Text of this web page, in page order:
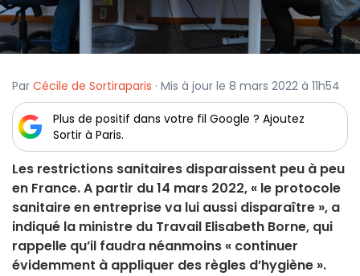
Par Cécile de Sortiraparis · Mis à jour le 8 mars 2022 à 11h54
Plus de positif dans votre fil Google ? Ajoutez
Sortir à Paris.
Les restrictions sanitaires disparaissent peu à peu
en France. A partir du 14 mars 2022, « le protocole
sanitaire en entreprise va lui aussi disparaître », a
indiqué la ministre du Travail Elisabeth Borne, qui
rappelle qu’il faudra néanmoins « continuer
évidemment à appliquer des règles d’hygiène ».